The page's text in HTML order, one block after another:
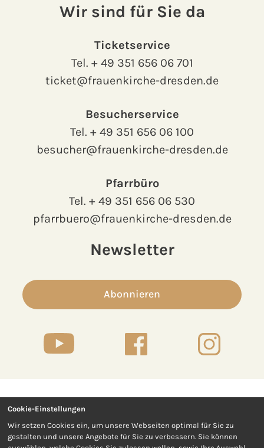
Wir sind für Sie da
Ticketservice
Tel. + 49 351 656 06 701
ticket@frauenkirche-dresden.de
Besucherservice
Tel. + 49 351 656 06 100
besucher@frauenkirche-dresden.de
Pfarrbüro
Tel. + 49 351 656 06 530
pfarrbuero@frauenkirche-dresden.de
Newsletter
Abonnieren
Kontakt
Impressum Datenschutz
Cookie-Einstellungen
Wir setzen Cookies ein, um unsere Webseiten optimal für Sie zu
gestalten und unsere Angebote für Sie zu verbessern. Sie können